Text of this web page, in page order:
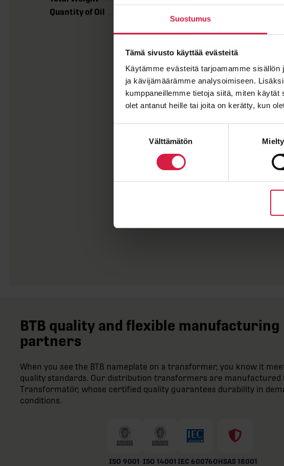
Suostumus
Tämä sivusto käyttää evästeitä
Käytämme evästeitä tarjoamamme
ja kävijämäärämme analysoimiseen.
kumppaneillemme tietoja siitä, miten
olet antanut heille tai joita on kerätty, kun
Välttämätön
Quantity of Oil
BTB quality and flexible manufacturing
partners
When you see the BTB nameplate on a transformer, you know it
quality standards. Our distribution transformers are manufactured
Transformatör, whose certified quality guarantees durability in
conditions.
ISO 9001 ISO 14001 IEC 60076OHSAS 18001